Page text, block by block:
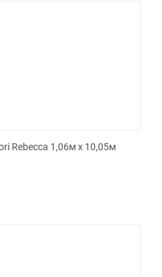
Rebecca 1,06м х 10,05м